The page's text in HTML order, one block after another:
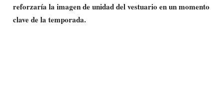
reforzaría la imagen de unidad del vestuario en un momento
clave de la temporada.